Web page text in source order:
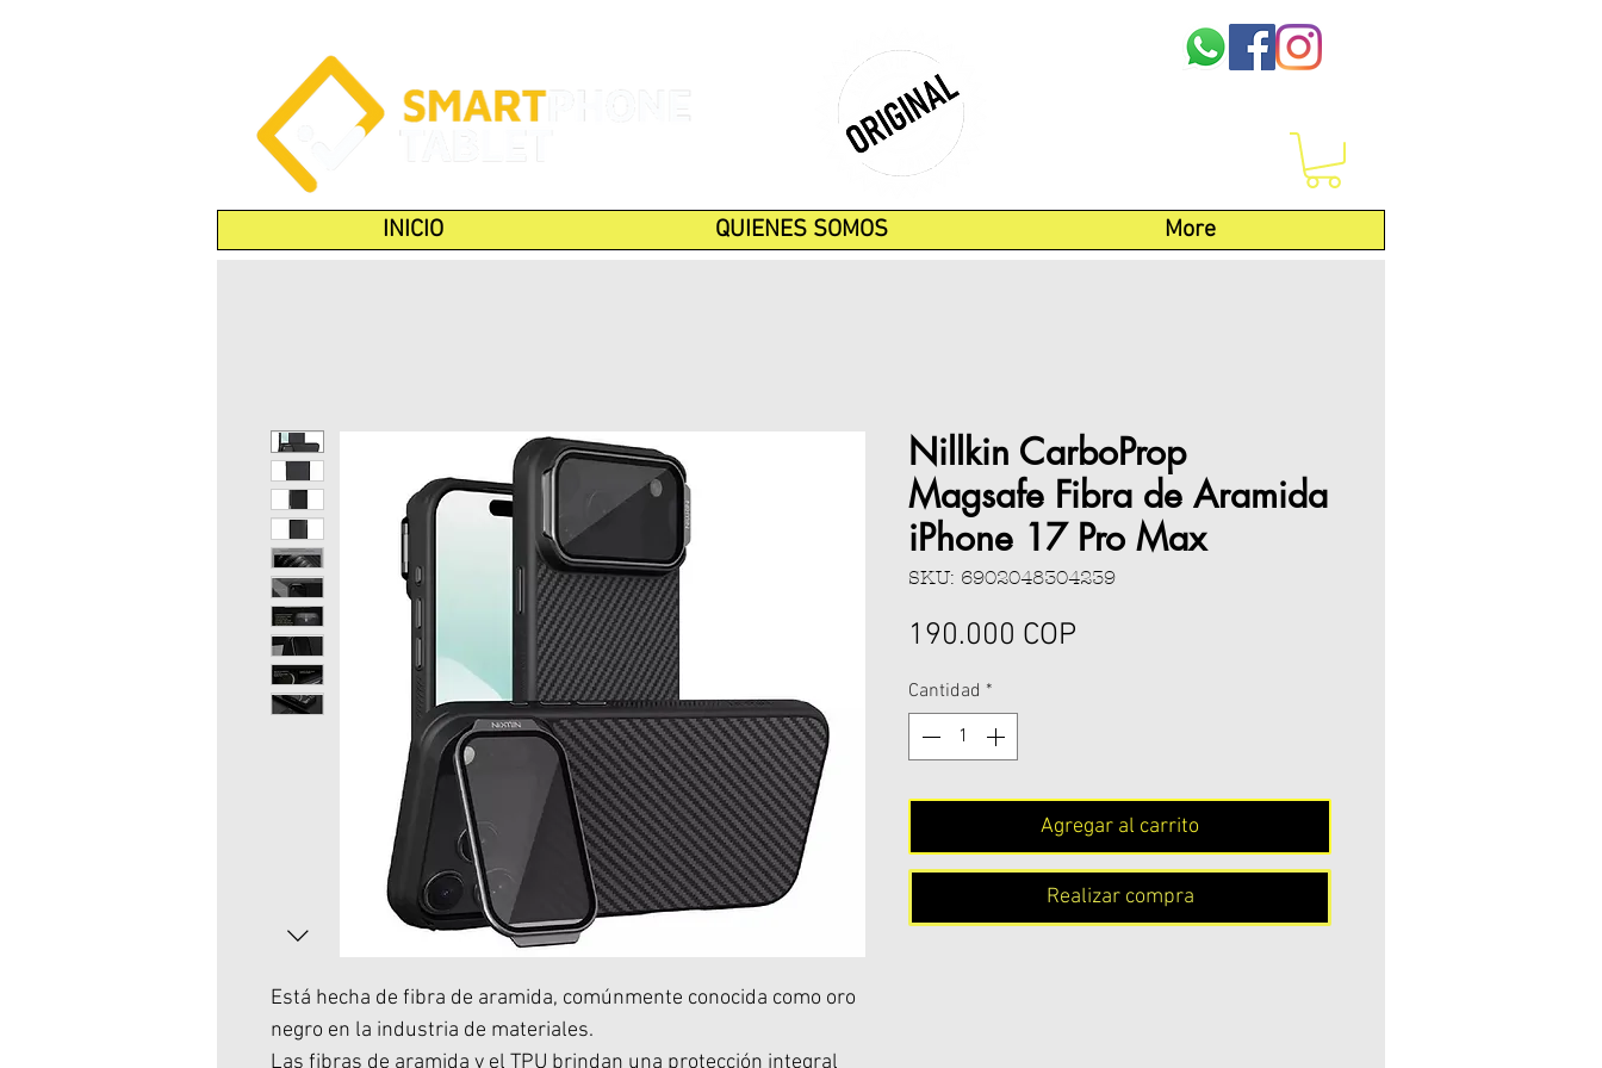
INICIO QUIENES SOMOS More
Está hecha de fibra de aramida, comúnmente conocida como oro
negro en la industria de materiales.
Las fibras de aramida y el TPU brindan una protección integral
Nillkin CarboProp
Magsafe Fibra de Aramida
iPhone 17 Pro Max
SKU: 6902048304239
190.000 COP
Cantidad *
Agregar al carrito
Realizar compra